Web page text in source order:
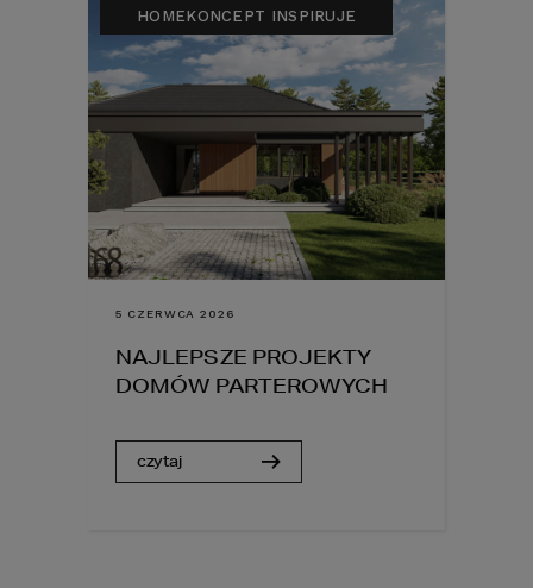
HOMEKONCEPT INSPIRUJE
5 CZERWCA 2026
NAJLEPSZE PROJEKTY
DOMÓW PARTEROWYCH
czytaj